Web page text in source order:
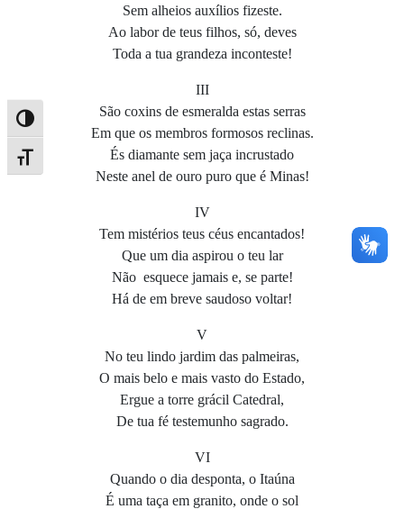
Alternar alto contraste
Alternar tamanho da fonte
Sem alheios auxílios fizeste.
Ao labor de teus filhos, só, deves
Toda a tua grandeza inconteste!
III
São coxins de esmeralda estas serras
Em que os membros formosos reclinas.
És diamante sem jaça incrustado
Neste anel de ouro puro que é Minas!
IV
Tem mistérios teus céus encantados!
Que um dia aspirou o teu lar
Não esquece jamais e, se parte!
Há de em breve saudoso voltar!
V
No teu lindo jardim das palmeiras,
O mais belo e mais vasto do Estado,
Ergue a torre grácil Catedral,
De tua fé testemunho sagrado.
VI
Quando o dia desponta, o Itaúna
É uma taça em granito, onde o sol